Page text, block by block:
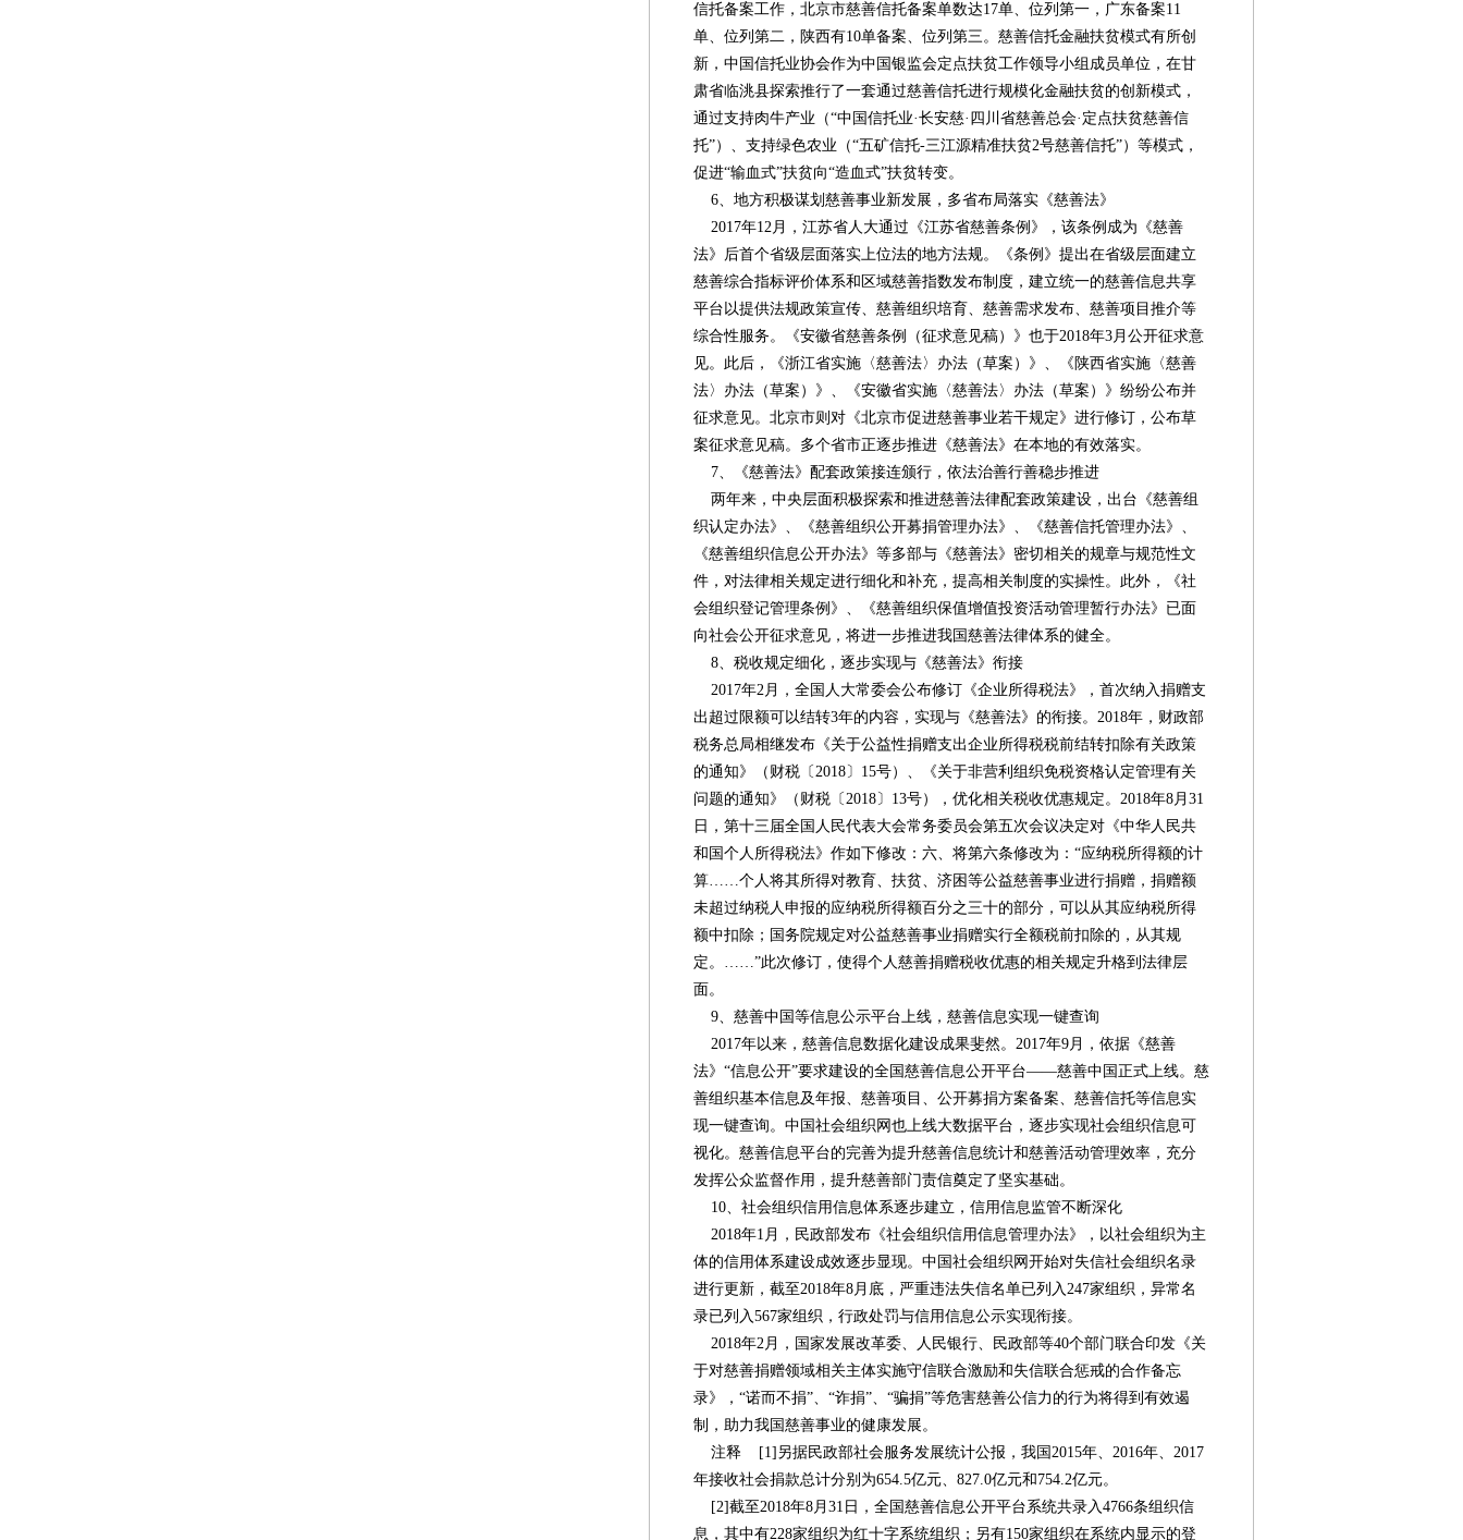
信托备案工作，北京市慈善信托备案单数达17单、位列第一，广东备案11
单、位列第二，陕西有10单备案、位列第三。慈善信托金融扶贫模式有所创
新，中国信托业协会作为中国银监会定点扶贫工作领导小组成员单位，在甘
肃省临洮县探索推行了一套通过慈善信托进行规模化金融扶贫的创新模式，
通过支持肉牛产业（“中国信托业·长安慈·四川省慈善总会·定点扶贫慈善信
托”）、支持绿色农业（“五矿信托-三江源精准扶贫2号慈善信托”）等模式，
促进“输血式”扶贫向“造血式”扶贫转变。
6、地方积极谋划慈善事业新发展，多省布局落实《慈善法》
2017年12月，江苏省人大通过《江苏省慈善条例》，该条例成为《慈善
法》后首个省级层面落实上位法的地方法规。《条例》提出在省级层面建立
慈善综合指标评价体系和区域慈善指数发布制度，建立统一的慈善信息共享
平台以提供法规政策宣传、慈善组织培育、慈善需求发布、慈善项目推介等
综合性服务。《安徽省慈善条例（征求意见稿）》也于2018年3月公开征求意
见。此后，《浙江省实施〈慈善法〉办法（草案）》、《陕西省实施〈慈善
法〉办法（草案）》、《安徽省实施〈慈善法〉办法（草案）》纷纷公布并
征求意见。北京市则对《北京市促进慈善事业若干规定》进行修订，公布草
案征求意见稿。多个省市正逐步推进《慈善法》在本地的有效落实。
7、《慈善法》配套政策接连颁行，依法治善行善稳步推进
两年来，中央层面积极探索和推进慈善法律配套政策建设，出台《慈善组
织认定办法》、《慈善组织公开募捐管理办法》、《慈善信托管理办法》、
《慈善组织信息公开办法》等多部与《慈善法》密切相关的规章与规范性文
件，对法律相关规定进行细化和补充，提高相关制度的实操性。此外，《社
会组织登记管理条例》、《慈善组织保值增值投资活动管理暂行办法》已面
向社会公开征求意见，将进一步推进我国慈善法律体系的健全。
8、税收规定细化，逐步实现与《慈善法》衔接
2017年2月，全国人大常委会公布修订《企业所得税法》，首次纳入捐赠支
出超过限额可以结转3年的内容，实现与《慈善法》的衔接。2018年，财政部
税务总局相继发布《关于公益性捐赠支出企业所得税税前结转扣除有关政策
的通知》（财税〔2018〕15号）、《关于非营利组织免税资格认定管理有关
问题的通知》（财税〔2018〕13号），优化相关税收优惠规定。2018年8月31
日，第十三届全国人民代表大会常务委员会第五次会议决定对《中华人民共
和国个人所得税法》作如下修改：六、将第六条修改为：“应纳税所得额的计
算……个人将其所得对教育、扶贫、济困等公益慈善事业进行捐赠，捐赠额
未超过纳税人申报的应纳税所得额百分之三十的部分，可以从其应纳税所得
额中扣除；国务院规定对公益慈善事业捐赠实行全额税前扣除的，从其规
定。……”此次修订，使得个人慈善捐赠税收优惠的相关规定升格到法律层
面。
9、慈善中国等信息公示平台上线，慈善信息实现一键查询
2017年以来，慈善信息数据化建设成果斐然。2017年9月，依据《慈善
法》“信息公开”要求建设的全国慈善信息公开平台——慈善中国正式上线。慈
善组织基本信息及年报、慈善项目、公开募捐方案备案、慈善信托等信息实
现一键查询。中国社会组织网也上线大数据平台，逐步实现社会组织信息可
视化。慈善信息平台的完善为提升慈善信息统计和慈善活动管理效率，充分
发挥公众监督作用，提升慈善部门责信奠定了坚实基础。
10、社会组织信用信息体系逐步建立，信用信息监管不断深化
2018年1月，民政部发布《社会组织信用信息管理办法》，以社会组织为主
体的信用体系建设成效逐步显现。中国社会组织网开始对失信社会组织名录
进行更新，截至2018年8月底，严重违法失信名单已列入247家组织，异常名
录已列入567家组织，行政处罚与信用信息公示实现衔接。
2018年2月，国家发展改革委、人民银行、民政部等40个部门联合印发《关
于对慈善捐赠领域相关主体实施守信联合激励和失信联合惩戒的合作备忘
录》，“诺而不捐”、“诈捐”、“骗捐”等危害慈善公信力的行为将得到有效遏
制，助力我国慈善事业的健康发展。
注释 [1]另据民政部社会服务发展统计公报，我国2015年、2016年、2017
年接收社会捐款总计分别为654.5亿元、827.0亿元和754.2亿元。
[2]截至2018年8月31日，全国慈善信息公开平台系统共录入4766条组织信
息，其中有228家组织为红十字系统组织；另有150家组织在系统内显示的登